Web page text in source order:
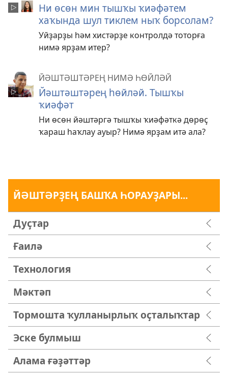
Ни өсөн мин тышҡы ҡиәфәтем
хаҡында шул тиклем ныҡ борсолам?
Уйҙарҙы һәм хистәрҙе контролдә тоторға
нимә ярҙам итер?
ЙӘШТӘШТӘРЕҢ НИМӘ ҺӨЙЛӘЙ
Йәштәштәрең һөйләй. Тышҡы
ҡиәфәт
Ни өсөн йәштәргә тышҡы ҡиәфәткә дөрөҫ
ҡараш һаҡлау ауыр? Нимә ярҙам итә ала?
ЙӘШТӘРҘЕҢ БАШҠА ҺОРАУҘАРЫ...
Дуҫтар
Ғаилә
Технология
Мәктәп
Тормошта ҡулланырлыҡ оҫталыҡтар
Эске булмыш
Алама ғәҙәттәр